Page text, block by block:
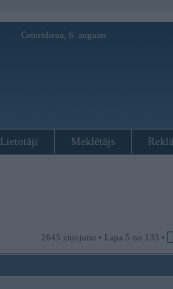
Ceturtdiena, 6. augusts
Lietotāji Meklētājs
2645 ziņojumi • Lapa 5 no 133 •